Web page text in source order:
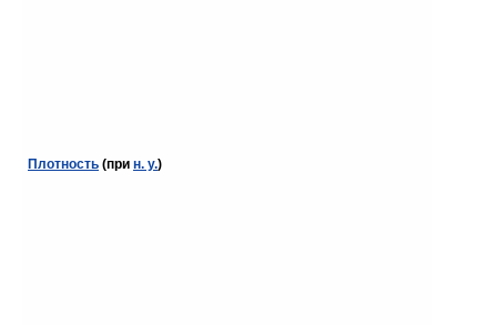
Плотность (при н. у.)